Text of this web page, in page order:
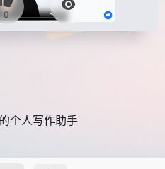
0
个人写作助手